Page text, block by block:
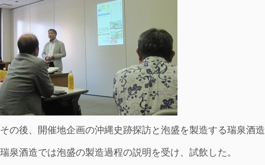
その後、開催地企画の沖縄史跡探訪と泡盛を製造する瑞泉酒
瑞泉酒造では泡盛の製造過程の説明を受け、試飲した。